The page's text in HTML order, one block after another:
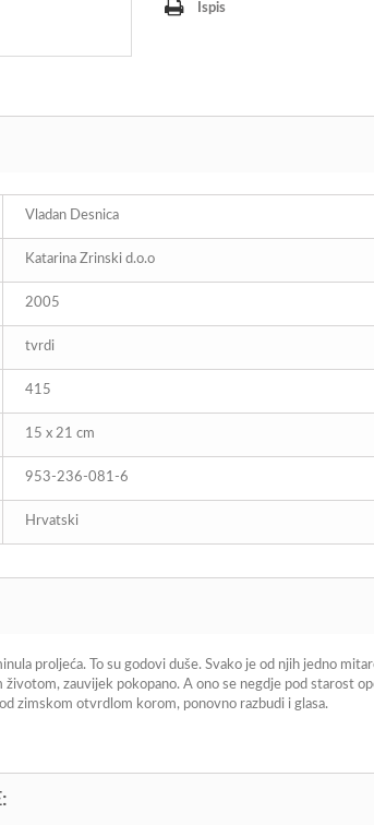
Ispis
Vladan Desnica
Katarina Zrinski d.o.o
2005
tvrdi
415
15 x 21 cm
953-236-081-6
Hrvatski
proljeća. To su godovi duše. Svako je od njih jedno
zauvijek pokopano. A ono se negdje pod starost
zimskom otvrdlom korom, ponovno razbudi i glasa.